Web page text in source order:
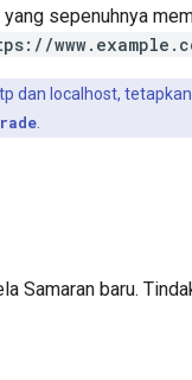
sepenuhnya
dan localhost,
Samaran baru.